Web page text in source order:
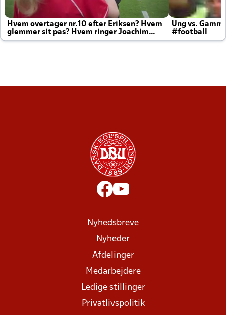
Hvem overtager nr.10 efter Eriksen? Hvem
glemmer sit pas? Hvem ringer Joachim
altid til efter kampe?
Ung vs.
#football
Nyhedsbreve
Nyheder
Afdelinger
Medarbejdere
Ledige stillinger
Privatlivspolitik